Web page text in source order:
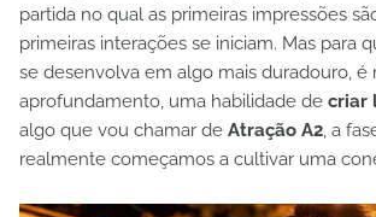
partida no qual as primeiras impressões
primeiras interações se iniciam. Mas para
se desenvolva em algo mais duradouro, é
aprofundamento, uma habilidade de criar
algo que vou chamar de Atração A2 , a
realmente começamos a cultivar uma